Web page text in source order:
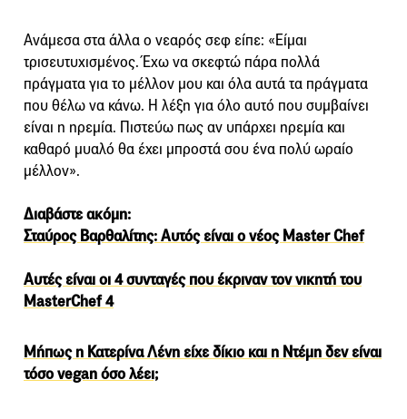
Ανάμεσα στα άλλα ο νεαρός σεφ είπε: «Είμαι
τρισευτυχισμένος. Έχω να σκεφτώ πάρα πολλά
πράγματα για το μέλλον μου και όλα αυτά τα πράγματα
που θέλω να κάνω. Η λέξη για όλο αυτό που συμβαίνει
είναι η ηρεμία. Πιστεύω πως αν υπάρχει ηρεμία και
καθαρό μυαλό θα έχει μπροστά σου ένα πολύ ωραίο
μέλλον».
Διαβάστε ακόμη:
Σταύρος Βαρθαλίτης: Αυτός είναι ο νέος Master Chef
Αυτές είναι οι 4 συνταγές που έκριναν τον νικητή του
MasterChef 4
Μήπως η Κατερίνα Λένη είχε δίκιο και η Ντέμη δεν είναι
τόσο vegan όσο λέει;